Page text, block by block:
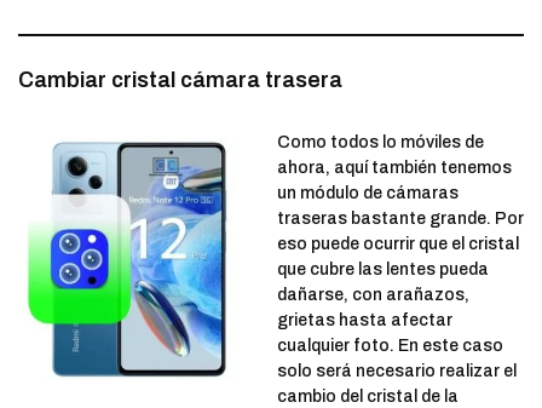
Cambiar cristal cámara trasera
Como todos lo móviles de
ahora, aquí también tenemos
un módulo de cámaras
traseras bastante grande. Por
eso puede ocurrir que el cristal
que cubre las lentes pueda
dañarse, con arañazos,
grietas hasta afectar
cualquier foto. En este caso
solo será necesario realizar el
cambio del cristal de la